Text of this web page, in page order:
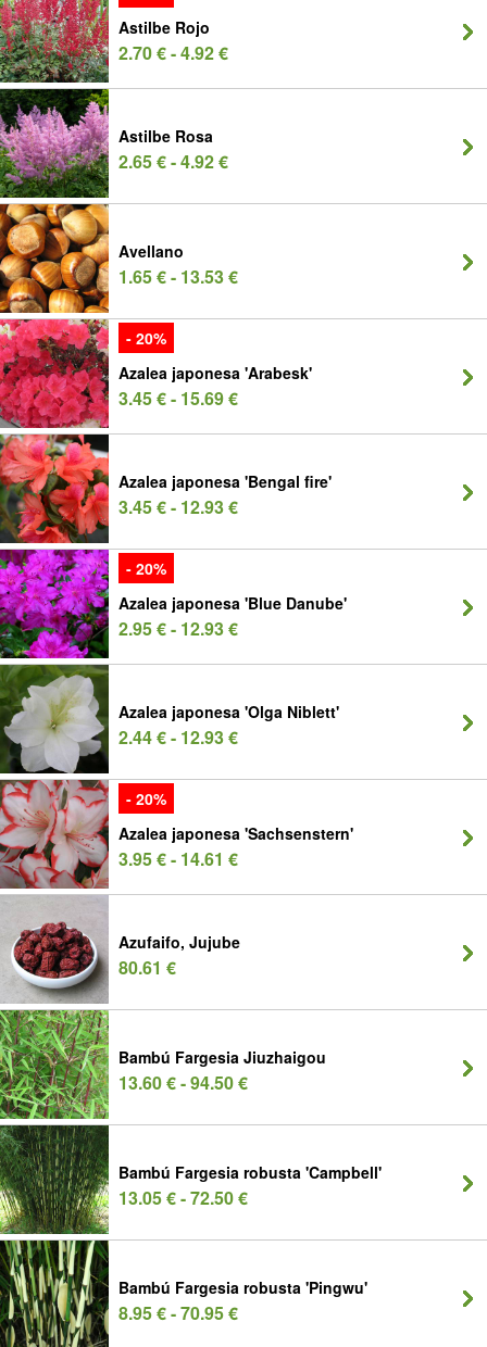
Astilbe Rojo
2.70 € - 4.92 €
Astilbe Rosa
2.65 € - 4.92 €
Avellano
1.65 € - 13.53 €
- 20%
Azalea japonesa 'Arabesk'
3.45 € - 15.69 €
Azalea japonesa 'Bengal fire'
3.45 € - 12.93 €
- 20%
Azalea japonesa 'Blue Danube'
2.95 € - 12.93 €
Azalea japonesa 'Olga Niblett'
2.44 € - 12.93 €
- 20%
Azalea japonesa 'Sachsenstern'
3.95 € - 14.61 €
Azufaifo, Jujube
80.61 €
Bambú Fargesia Jiuzhaigou
13.60 € - 94.50 €
Bambú Fargesia robusta 'Campbell'
13.05 € - 72.50 €
Bambú Fargesia robusta 'Pingwu'
8.95 € - 70.95 €